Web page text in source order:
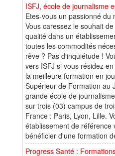
ISFJ, école de journalisme
Etes-vous un passionné du
Vous caressez le souhait
qualité dans un
toutes les commodités
rêve ? Pas d'inquiétude !
vers ISFJ si vous résidez
la meilleure formation en
Supérieur de Formation au
grande école de
sur trois (03) campus de
France : Paris, Lyon, Lille.
établissement de référence
bénéficier d'une formation
Progress Santé :